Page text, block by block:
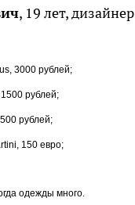
, 19 лет, дизайнер
3000 рублей;
рублей;
рублей;
150 евро;
одежды много.